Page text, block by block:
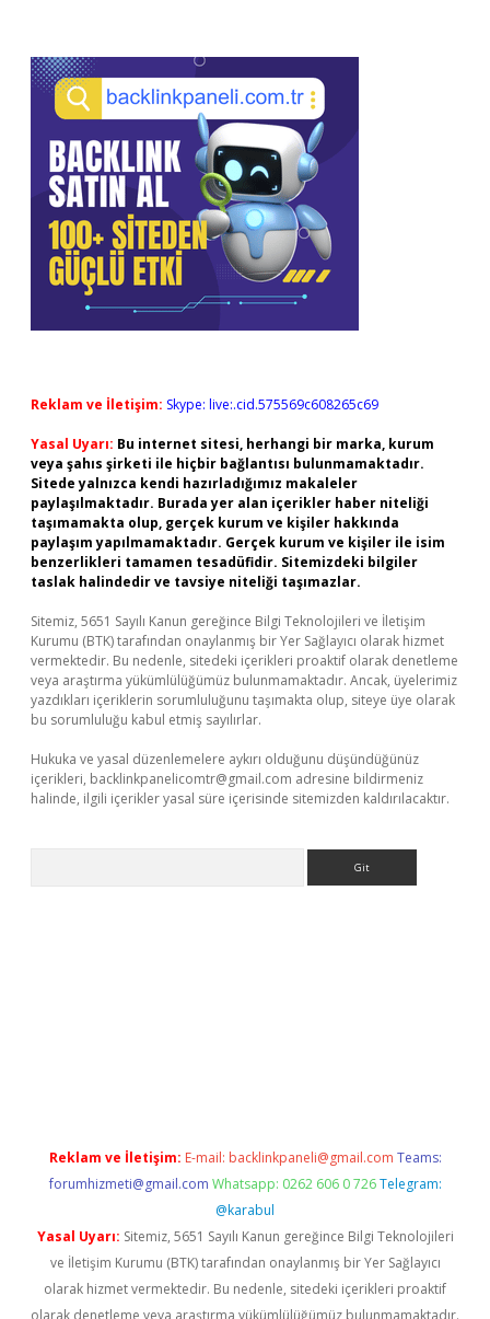
Reklam ve İletişim: Skype: live:.cid.575569c608265c69
Yasal Uyarı: Bu internet sitesi, herhangi bir marka, kurum
veya şahıs şirketi ile hiçbir bağlantısı bulunmamaktadır.
Sitede yalnızca kendi hazırladığımız makaleler
paylaşılmaktadır. Burada yer alan içerikler haber niteliği
taşımamakta olup, gerçek kurum ve kişiler hakkında
paylaşım yapılmamaktadır. Gerçek kurum ve kişiler ile isim
benzerlikleri tamamen tesadüfidir. Sitemizdeki bilgiler
taslak halindedir ve tavsiye niteliği taşımazlar.
Sitemiz, 5651 Sayılı Kanun gereğince Bilgi Teknolojileri ve İletişim
Kurumu (BTK) tarafından onaylanmış bir Yer Sağlayıcı olarak hizmet
vermektedir. Bu nedenle, sitedeki içerikleri proaktif olarak denetleme
veya araştırma yükümlülüğümüz bulunmamaktadır. Ancak, üyelerimiz
yazdıkları içeriklerin sorumluluğunu taşımakta olup, siteye üye olarak
bu sorumluluğu kabul etmiş sayılırlar.
Hukuka ve yasal düzenlemelere aykırı olduğunu düşündüğünüz
içerikleri, backlinkpanelicomtr@gmail.com adresine bildirmeniz
halinde, ilgili içerikler yasal süre içerisinde sitemizden kaldırılacaktır.
Reklam ve İletişim: E-mail: backlinkpaneli@gmail.com Teams:
forumhizmeti@gmail.com Whatsapp: 0262 606 0 726 Telegram:
@karabul
Yasal Uyarı: Sitemiz, 5651 Sayılı Kanun gereğince Bilgi Teknolojileri
ve İletişim Kurumu (BTK) tarafından onaylanmış bir Yer Sağlayıcı
olarak hizmet vermektedir. Bu nedenle, sitedeki içerikleri proaktif
olarak denetleme veya araştırma yükümlülüğümüz bulunmamaktadır.